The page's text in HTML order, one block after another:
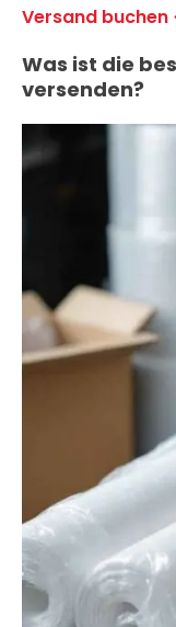
Versand buchen
Was ist die
versenden?